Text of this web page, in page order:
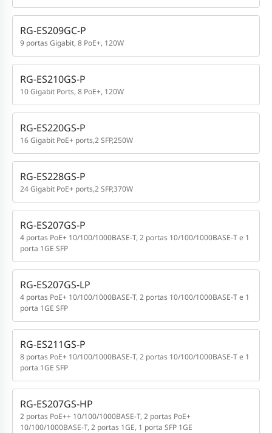
RG-ES209GC-P
9 portas Gigabit, 8 PoE+, 120W
RG-ES210GS-P
10 Gigabit Ports, 8 PoE+, 120W
RG-ES220GS-P
16 Gigabit PoE+ ports,2 SFP,250W
RG-ES228GS-P
24 Gigabit PoE+ ports,2 SFP,370W
RG-ES207GS-P
4 portas PoE+ 10/100/1000BASE-T, 2 portas 10/100/1000BASE-T e 1
porta 1GE SFP
RG-ES207GS-LP
4 portas PoE+ 10/100/1000BASE-T, 2 portas 10/100/1000BASE-T e 1
porta 1GE SFP
RG-ES211GS-P
8 portas PoE+ 10/100/1000BASE-T, 2 portas 10/100/1000BASE-T e 1
porta 1GE SFP
RG-ES207GS-HP
2 portas PoE++ 10/100/1000BASE-T, 2 portas PoE+
10/100/1000BASE-T, 2 portas 1GE, 1 porta SFP 1GE